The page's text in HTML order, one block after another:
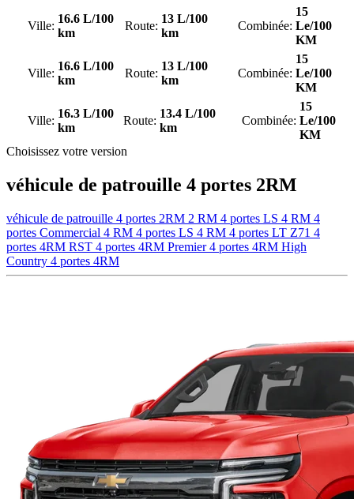
Ville:
16.6 L/100
km
Route:
13 L/100
km
Combinée:
15
Le/100
KM
Ville:
16.6 L/100
km
Route:
13 L/100
km
Combinée:
15
Le/100
KM
Ville:
16.3 L/100
km
Route:
13.4 L/100
km
Combinée:
15
Le/100
KM
Choisissez votre version
véhicule de patrouille 4 portes 2RM
véhicule de patrouille 4 portes 2RM 2 RM 4 portes LS 4 RM 4
portes Commercial 4 RM 4 portes LS 4 RM 4 portes LT Z71 4
portes 4RM RST 4 portes 4RM Premier 4 portes 4RM High
Country 4 portes 4RM